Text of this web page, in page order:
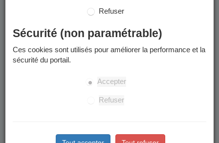
suite à un déménagement à Grenoble.
Souhaitent intégrer une école publique après une
scolarisation dans le privé ou à domicile.
Grenoblois : Scolariser son enfant dans une école en
Refuser
Sécurité (non paramétrable)
Ces cookies sont utilisés pour améliorer la performance et la
sécurité du portail.
Accepter
Refuser